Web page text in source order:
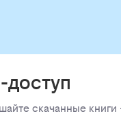
скачанные